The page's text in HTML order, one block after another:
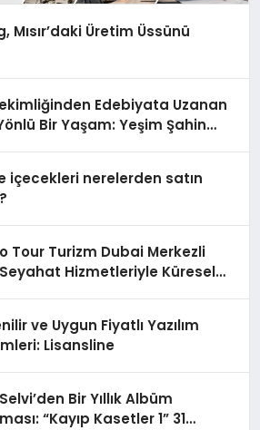
Üretim Üssünü
Edebiyata Uzanan
Bir Yaşam: Yeşim Şahin
içecekleri nerelerden satın
Tour Turizm Dubai Merkezli
Hizmetleriyle Küresel
ve Uygun Fiyatlı Yazılım
Lisansline
Bir Yıllık Albüm
“Kayıp Kasetler 1” 31